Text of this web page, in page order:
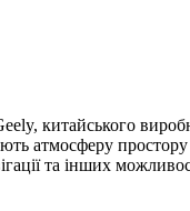
китайського
атмосферу
та інших